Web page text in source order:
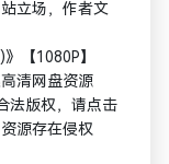
立场，作者文
【1080P】
清网盘资源
法版权，请点击
源存在侵权